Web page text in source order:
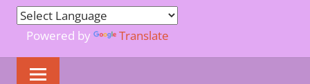
Powered by Translate